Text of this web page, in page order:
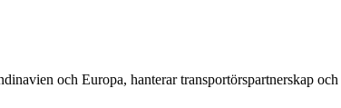
och Europa, hanterar transportörspartnerskap